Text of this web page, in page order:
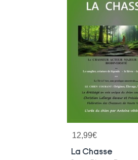
12,99€
La Chasse